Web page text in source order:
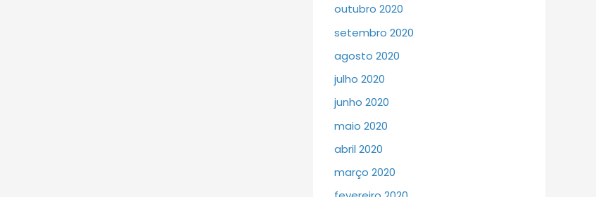
outubro 2020
setembro 2020
agosto 2020
julho 2020
junho 2020
maio 2020
abril 2020
março 2020